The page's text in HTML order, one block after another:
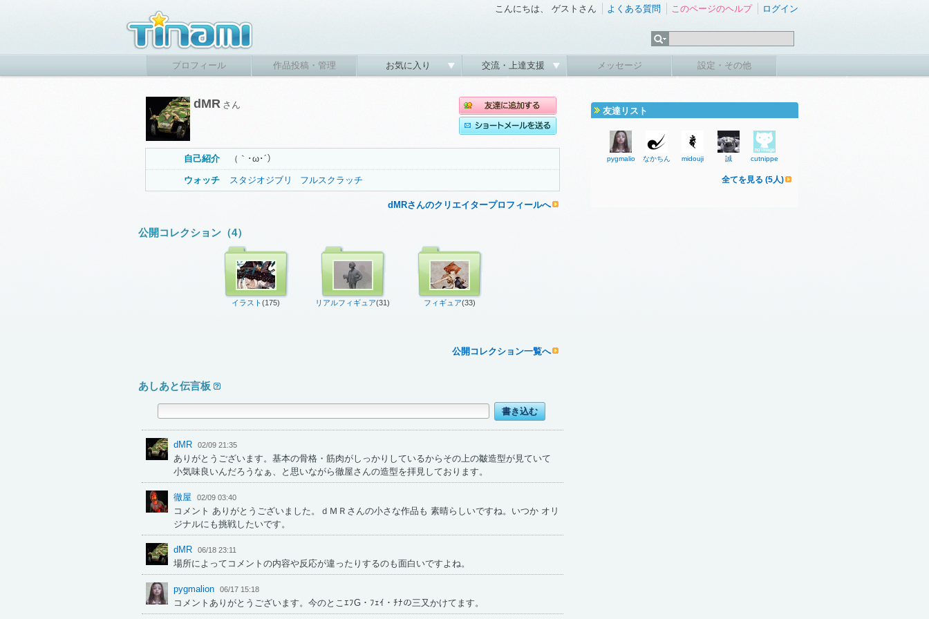
こんにちは、 ゲストさん よくある質問 このページのヘルプ ログイン
プロフィール 作品投稿・管理 お気に入り 交流・上達支援 メッセージ 設定・その他
dMR さん
自己紹介 （｀･ω･´）
ウォッチ スタジオジブリ フルスクラッチ
dMRさんのクリエイタープロフィールへ
公開コレクション（4）
イラスト(175) リアルフィギュア(31) フィギュア(33)
公開コレクション一覧へ
あしあと伝言板
dMR 02/09 21:35
ありがとうございます。基本の骨格・筋肉がしっかりしているからその上の皺造型が見ていて
小気味良いんだろうなぁ、と思いながら徹屋さんの造型を拝見しております。
徹屋 02/09 03:40
コメント ありがとうございました。ｄＭＲさんの小さな作品も 素晴らしいですね。いつか オリ
ジナルにも挑戦したいです。
dMR 06/18 23:11
場所によってコメントの内容や反応が違ったりするのも面白いですよね。
pygmalion 06/17 15:18
コメントありがとうございます。今のとこｴﾌG・ﾌｪｲ・ﾁﾅの三又かけてます。
友達リスト
pygmalion なかちん midouji 誠 cutnipper
全てを見る (5人)